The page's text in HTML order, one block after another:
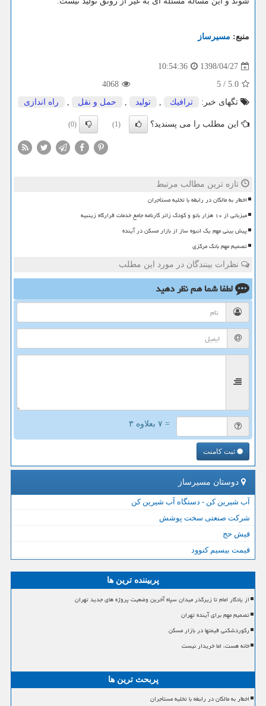
منبع: مسیرساز
1398/04/27
10:54:36
5.0
/
5
4068
تگهای خبر:
ترافیك , تولید , حمل و نقل , راه اندازی
این مطلب را می پسندید؟ (1)
(0)
تازه ترین مطالب مرتبط
اخطار به مالکان در رابطه با تخلیه مستأجران
میزبانی از ۱۰ هزار بانو و کودک زائر کارنامه جامع خدمات قرارگاه زینبیه
پیش بینی مهم یک انبوه ساز از بازار مسکن در آینده
تصمیم مهم بانک مرکزی
نظرات بینندگان در مورد این مطلب
لطفا شما همنظر دهید
= ۷ بعلاوه ۳
ثبت کامنت
دوستان مسیرساز
آب شیرین کن - دستگاه آب شیرین کن
شرکت صنعتی سخت پوشش
فیش حج
قیمت بیسیم کنوود
پربیننده ترین ها
از یادگار امام تا زیرگذر میدان سپاه آخرین وضعیت پروژه های جدید تهران
تصمیم مهم برای آینده تهران
رکوردشکنی قیمتها در بازار مسکن
خانه هست، اما خریدار نیست
پربحث ترین ها
اخطار به مالکان در رابطه با تخلیه مستأجران